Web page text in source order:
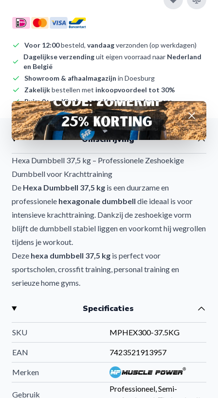
Voor 12:00besteld, vandaagverzonden (op werkdagen)
Dagelijkse verzendinguit eigen voorraad naar Nederland
en België
Showroom & afhaalmagazijn in Doesburg
Zakelijkbestellen met inkoopvoordeel tot 30%
Ruim 9+ op Kiyoh– onze klanten waarderen ons
Omschrijving
Hexa Dumbbell 37,5 kg – Professionele Zeshoekige
Dumbbell voor Krachttraining
De Hexa Dumbbell 37,5 kg is een duurzame en
professionele hexagonale dumbbell die ideaal is voor
intensieve krachttraining. Dankzij de zeshoekige vorm
blijft de dumbbell stabiel liggen en voorkomt hij wegrollen
tijdens je workout.
Deze hexa dumbbell 37,5 kg is perfect voor
sportscholen, crossfit training, personal training en
serieuze home gyms.
De unieke
zeshoekige vormzorgt voor maximale
stabiliteit tijdens het trainen. Hierdoor kun je veilig en
gecontroleerd oefeningen uitvoeren zonder dat de
dumbbell wegrolt.
De vlakke zijden maken de dumbbell bovendien geschikt
als ondersteuning bij oefeningen zoals push-ups en
functionele training.
Specificaties
SKU MPHEX300-37.5KG
EAN 7423521913957
Merken
Gebruik
Professioneel, Semi-
Afwijzen